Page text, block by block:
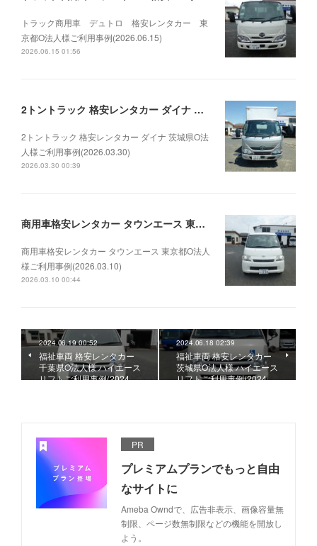
トラック商用車 デュトロ 格安レンタカー 東
京都O法人様ご利用事例(2026.06.15)
2026.06.15 01:56
2トントラック 格安レンタカー ダイナ 茨城県O法人様ご利用事例(2026.03.30)
2トントラック 格安レンタカー ダイナ 茨城県O法
人様ご利用事例(2026.03.30)
2026.03.30 00:39
商用車格安レンタカー タウンエース 東京都O法人様ご利用事例(2026.03.10)
商用車格安レンタカー タウンエース 東京都O法人
様ご利用事例(2026.03.10)
2026.03.10 00:44
2024.06.19 00:52
福祉車両 格安レンタカー
千葉県O法人様 ハイエース
リフトご利用事例(2024.…
2024.06.18 02:39
福祉車両 格安レンタカー
茨城県O法人様 ハイエース
リフトご利用事例(2024.…
PR
プレミアムプランでもっと自由
なサイトに
Ameba Owndで、広告非表示、画像容量無
制限、ページ数無制限などの機能を開放し
よう。